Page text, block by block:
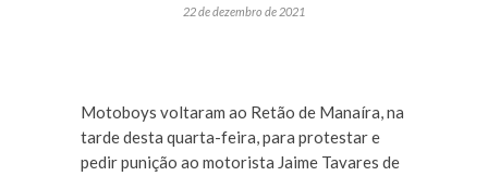
22 de dezembro de 2021
Motoboys voltaram ao Retão de Manaíra, na
tarde desta quarta-feira, para protestar e
pedir punição ao motorista Jaime Tavares de